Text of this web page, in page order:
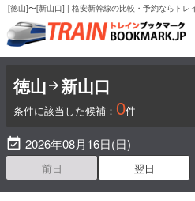
[徳山]〜[新山口] | 格安新幹線の比較・予約ならトレ
徳山  新山口
条件に該当した候補： 0件
 2026年08月16日(日)
前日 翌日